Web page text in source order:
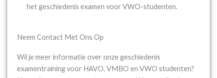
het geschiedenis examen voor VWO-studenten.
Neem Contact Met Ons Op
Wil je meer informatie over onze geschiedenis
examentraining voor HAVO, VMBO en VWO studenten?